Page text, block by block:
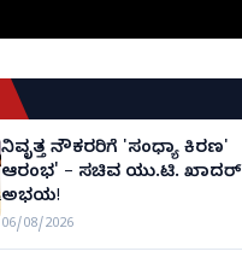
ನಿವೃತ್ತ ನೌಕರರಿಗೆ 'ಸಂಧ್ಯಾ ಕಿರಣ'
ಆರಂಭ' – ಸಚಿವ ಯು.ಟಿ. ಖಾದರ್
ಅಭಯ!
06/08/2026